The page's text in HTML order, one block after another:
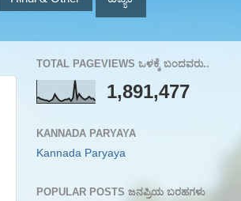
TOTAL PAGEVIEWS ಒಳಕ್ಕೆ ಬಂದವರು..
1,891,477
KANNADA PARYAYA
Kannada Paryaya
POPULAR POSTS ಜನಪ್ರಿಯ ಬರಹಗಳು